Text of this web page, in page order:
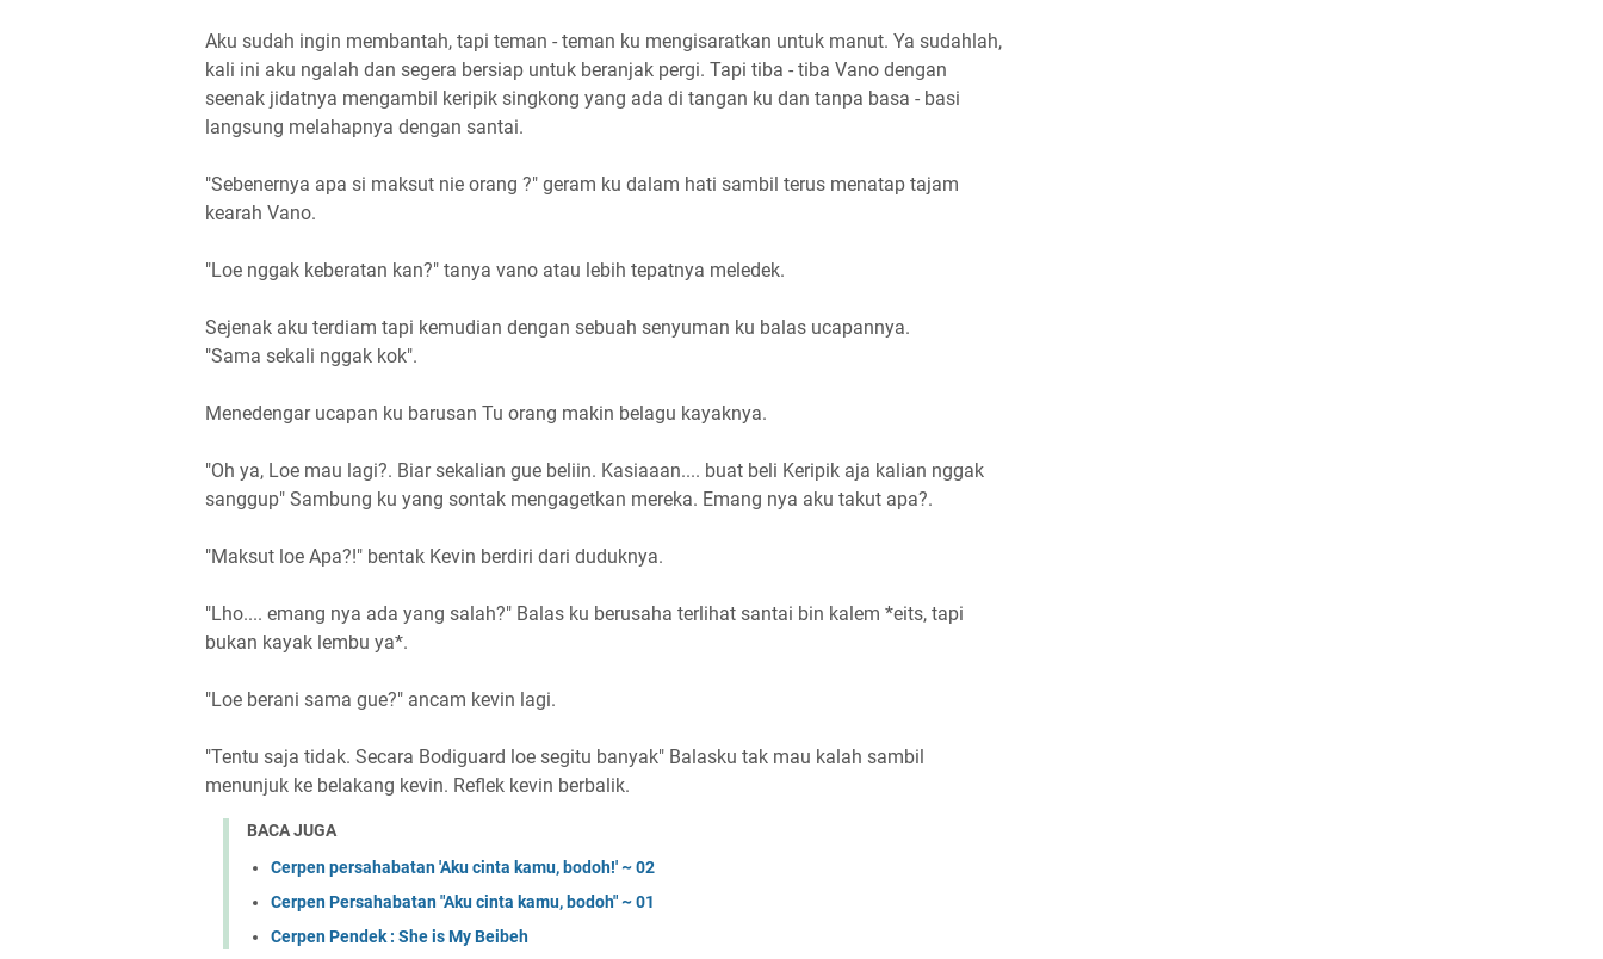
Aku sudah ingin membantah, tapi teman - teman ku mengisaratkan untuk manut. Ya sudahlah,
kali ini aku ngalah dan segera bersiap untuk beranjak pergi. Tapi tiba - tiba Vano dengan
seenak jidatnya mengambil keripik singkong yang ada di tangan ku dan tanpa basa - basi
langsung melahapnya dengan santai.
"Sebenernya apa si maksut nie orang ?" geram ku dalam hati sambil terus menatap tajam
kearah Vano.
"Loe nggak keberatan kan?" tanya vano atau lebih tepatnya meledek.
Sejenak aku terdiam tapi kemudian dengan sebuah senyuman ku balas ucapannya.
"Sama sekali nggak kok".
Menedengar ucapan ku barusan Tu orang makin belagu kayaknya.
"Oh ya, Loe mau lagi?. Biar sekalian gue beliin. Kasiaaan.... buat beli Keripik aja kalian nggak
sanggup" Sambung ku yang sontak mengagetkan mereka. Emang nya aku takut apa?.
"Maksut loe Apa?!" bentak Kevin berdiri dari duduknya.
"Lho.... emang nya ada yang salah?" Balas ku berusaha terlihat santai bin kalem *eits, tapi
bukan kayak lembu ya*.
"Loe berani sama gue?" ancam kevin lagi.
"Tentu saja tidak. Secara Bodiguard loe segitu banyak" Balasku tak mau kalah sambil
menunjuk ke belakang kevin. Reflek kevin berbalik.
BACA JUGA
Cerpen persahabatan 'Aku cinta kamu, bodoh!' ~ 02
Cerpen Persahabatan "Aku cinta kamu, bodoh" ~ 01
Cerpen Pendek : She is My Beibeh